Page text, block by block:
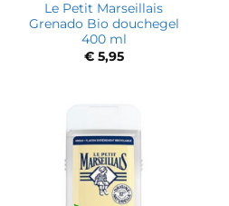
Le Petit Marseillais
Grenado Bio douchegel
400 ml
€5,95